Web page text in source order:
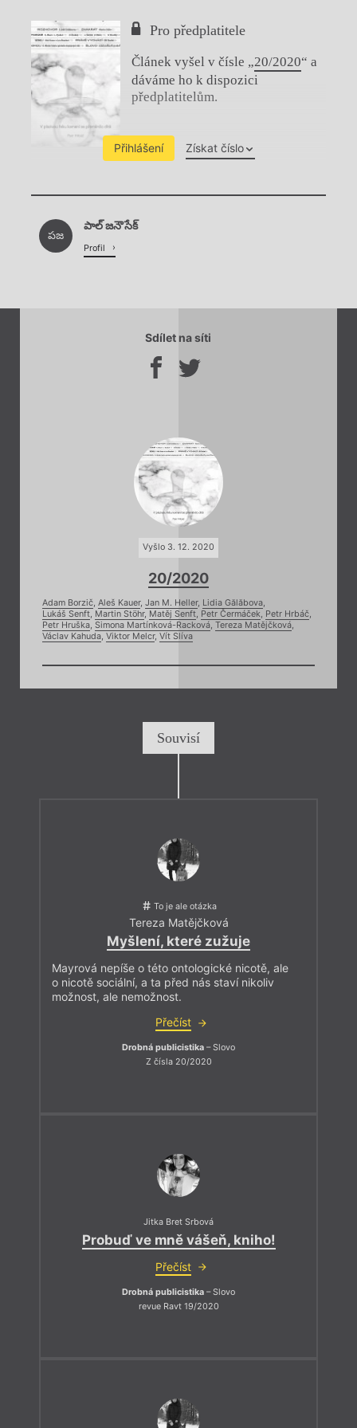
Pro předplatitele
Článek vyšel v čísle „20/2020“ a
dáváme ho k dispozici
předplatitelům.
Přihlášení Získat číslo
Chviličku.
పజ
పాల్ జనౌసేక్
Profil
Sdílet na síti
Vyšlo 3. 12. 2020
20/2020
Adam Borzič, Aleš Kauer, Jan M. Heller, Lidia Gălăbova,
Lukáš Senft, Martin Stöhr, Matěj Senft, Petr Čermáček, Petr Hrbáč,
Petr Hruška, Simona Martínková-Racková, Tereza Matějčková,
Václav Kahuda, Viktor Melcr, Vít Slíva
Souvisí
To je ale otázka
Tereza Matějčková
Myšlení, které zužuje
Mayrová nepíše o této ontologické nicotě, ale
o nicotě sociální, a ta před nás staví nikoliv
možnost, ale nemožnost.
Přečíst
Drobná publicistika – Slovo
Z čísla 20/2020
Jitka Bret Srbová
Probuď ve mně vášeň, kniho!
Přečíst
Drobná publicistika – Slovo
revue Ravt 19/2020